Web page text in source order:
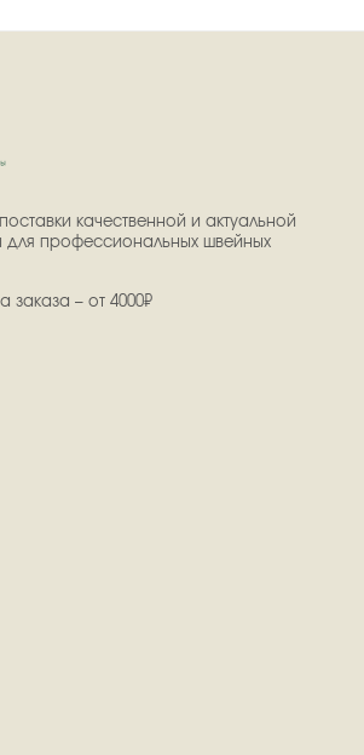
качественной и актуальной
для профессиональных швейных
– от 4000₽